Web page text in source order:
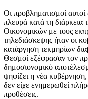
Οι προβληματισμοί
πλευρά κατά τη διάρκεια
Οικονομικών με τους
τηλεδιάσκεψης ήταν οι
κατάργηση τεκμηρίων
Θεσμοί εξέφρασαν τον
δημοσιονομικό
ψηφίζει η νέα
δεν είχε ενημερωθεί
προθέσεις.